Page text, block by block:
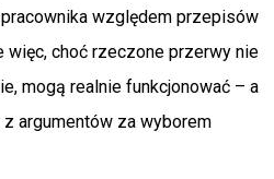
względem przepisów
więc, choć rzeczone przerwy nie
mogą realnie funkcjonować – a
argumentów za wyborem